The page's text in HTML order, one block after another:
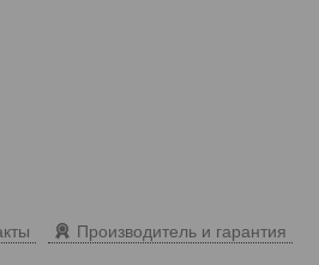
Производитель и гарантия